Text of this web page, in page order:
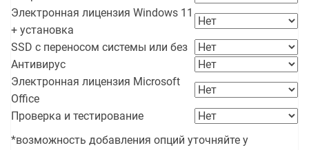
Электронная лицензия Windows 11
+ установка
SSD с переносом системы или без
Антивирус
Электронная лицензия Microsoft
Office
Проверка и тестирование
*возможность добавления опций уточняйте у